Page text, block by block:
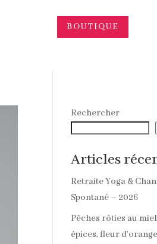
BOUTIQUE
Rechercher
Articles
Retraite Yoga &
Spontané – 2026
Pêches rôties au
épices, fleur